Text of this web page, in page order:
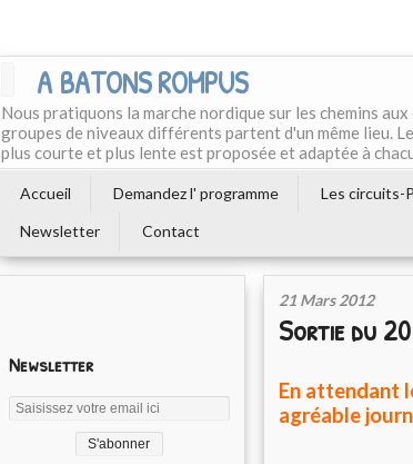
A BATONS ROMPUS
Nous pratiquons la marche nordique sur les chemins
groupes de niveaux différents partent d'un même lieu.
plus courte et plus lente est proposée et adaptée à
Accueil Demandez l' programme Les circuits-
Newsletter
Contact
Newsletter
21 Mars 2012
Sortie du
En attendant
agréable